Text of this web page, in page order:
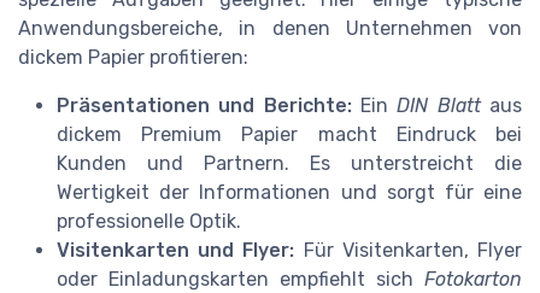
Anwendungsbereiche, in denen Unternehmen von
dickem Papier profitieren:
Präsentationen und Berichte:EinDIN Blattaus
dickem Premium Papier macht Eindruck bei
Kunden und Partnern. Es unterstreicht die
Wertigkeit der Informationen und sorgt für eine
professionelle Optik.
Visitenkarten und Flyer: Für Visitenkarten, Flyer
oder Einladungskarten empfiehlt sich Fotokarton